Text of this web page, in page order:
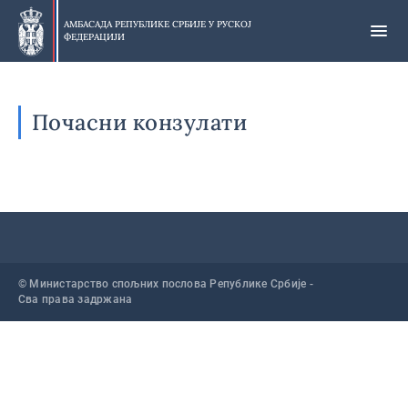
Прескочи
главни
део
АМБАСАДА РЕПУБЛИКЕ СРБИЈЕ У РУСКОЈ
ФЕДЕРАЦИЈИ
Почасни конзулати
© Министарство спољних послова Републике Србије -
Сва права задржана